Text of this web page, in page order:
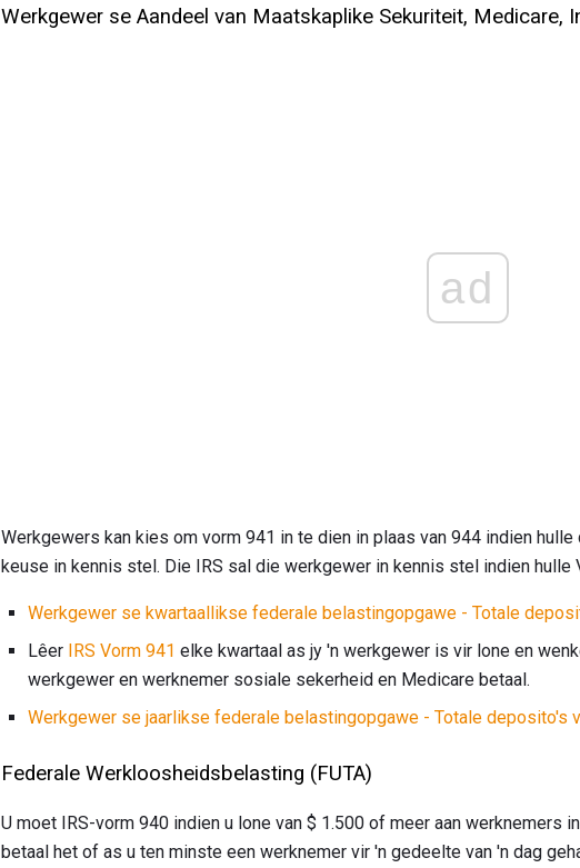
Werkgewer se Aandeel van Maatskaplike Sekuriteit, Medicare,
ad
Werkgewers kan kies om vorm 941 in te dien in plaas van 944 indien
keuse in kennis stel. Die IRS sal die werkgewer in kennis stel indien hulle
Werkgewer se kwartaallikse federale belastingopgawe - Totale
Lêer
IRS Vorm 941 elke kwartaal as jy 'n werkgewer is vir lone en
werkgewer en werknemer sosiale sekerheid en Medicare betaal.
Werkgewer se jaarlikse federale belastingopgawe - Totale deposito's
Federale Werkloosheidsbelasting (FUTA)
U moet IRS-vorm 940 indien u lone van $ 1.500 of meer aan werknemers
betaal het of as u ten minste een werknemer vir 'n gedeelte van 'n dag